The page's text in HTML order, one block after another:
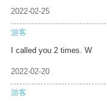
2022-02-25
游客
I called you 2 times. W
2022-02-20
游客